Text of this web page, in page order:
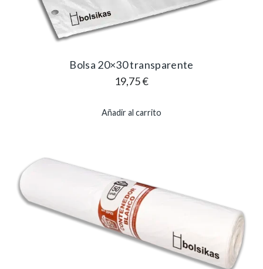
Bolsa 20×30 transparente
19,75€
Añadir al carrito